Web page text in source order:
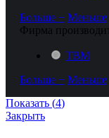
Больше + Меньше
Фирма
TBM
Больше + Меньше
Показать (4)
Закрыть